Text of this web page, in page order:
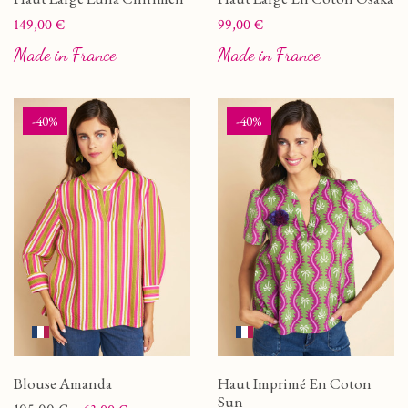
Prix
149,00 €
Made in France
Prix
99,00 €
Made in France
-40%
Blouse Amanda
-40%
Haut Imprimé En Coton
Sun